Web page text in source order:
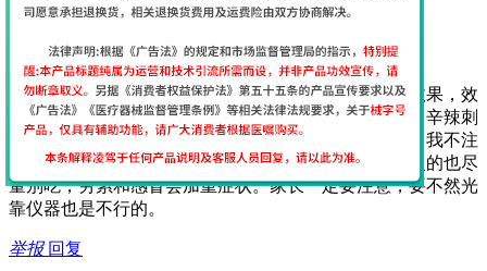
举报 回复
2017年7月12日 9:35经颅磁网友 [江苏省南京市网友]
我给我家大儿子用经颅磁刺激仪15天了能看到明显的效果，效
果真的很好，作为父母在饮食上要给孩子注意，油炸、辛辣刺
激的不能吃，巧克力、可乐不能喝，喝了会加重症状！我不注
意给孩子喝了，吃过亏了，膨化食品以及牛羊肉等上火的也尽
量别吃，劳累和感冒会加重症状。家长一定要注意，要不然光
靠仪器也是不行的。
举报 回复